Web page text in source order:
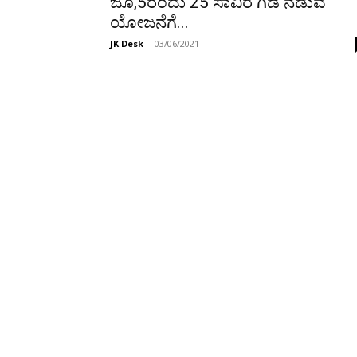
ಯೋಜನೆಗೆ...
JK Desk - 03/06/2021